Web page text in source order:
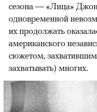
сезона — «Лица»
одновременной
их продолжать
американского
сюжетом,
захватывать) многих.